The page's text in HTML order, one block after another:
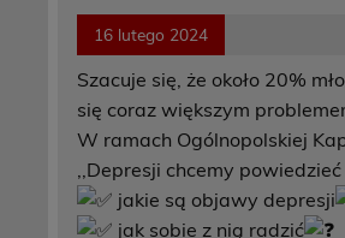
16 lutego 2024
Szacuje się, że około 20%
się coraz większym
W ramach Ogólnopolskiej
,,Depresji chcemy
jakie są objawy depresji
jak sobie z nią radzić